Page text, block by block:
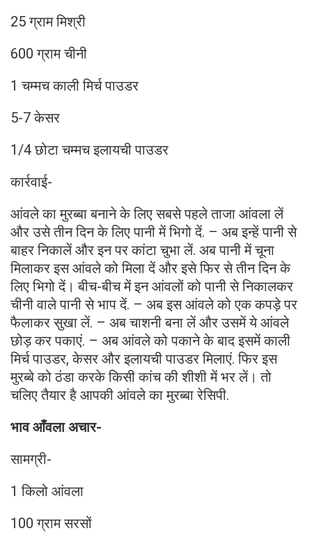
25 ग्राम मिश्री
600 ग्राम चीनी
1 चम्मच काली मिर्च पाउडर
5-7 केसर
1/4 छोटा चम्मच इलायची पाउडर
कार्रवाई-
आंवले का मुरब्बा बनाने के लिए सबसे पहले ताजा आंवला लें
और उसे तीन दिन के लिए पानी में भिगो दें. – अब इन्हें पानी से
बाहर निकालें और इन पर कांटा चुभा लें. अब पानी में चूना
मिलाकर इस आंवले को मिला दें और इसे फिर से तीन दिन के
लिए भिगो दें। बीच-बीच में इन आंवलों को पानी से निकालकर
चीनी वाले पानी से भाप दें. – अब इस आंवले को एक कपड़े पर
फैलाकर सुखा लें. – अब चाशनी बना लें और उसमें ये आंवले
छोड़ कर पकाएं. – अब आंवले को पकाने के बाद इसमें काली
मिर्च पाउडर, केसर और इलायची पाउडर मिलाएं. फिर इस
मुरब्बे को ठंडा करके किसी कांच की शीशी में भर लें। तो
चलिए तैयार है आपकी आंवले का मुरब्बा रेसिपी.
भाव आँवला अचार-
सामग्री-
1 किलो आंवला
100 ग्राम सरसों